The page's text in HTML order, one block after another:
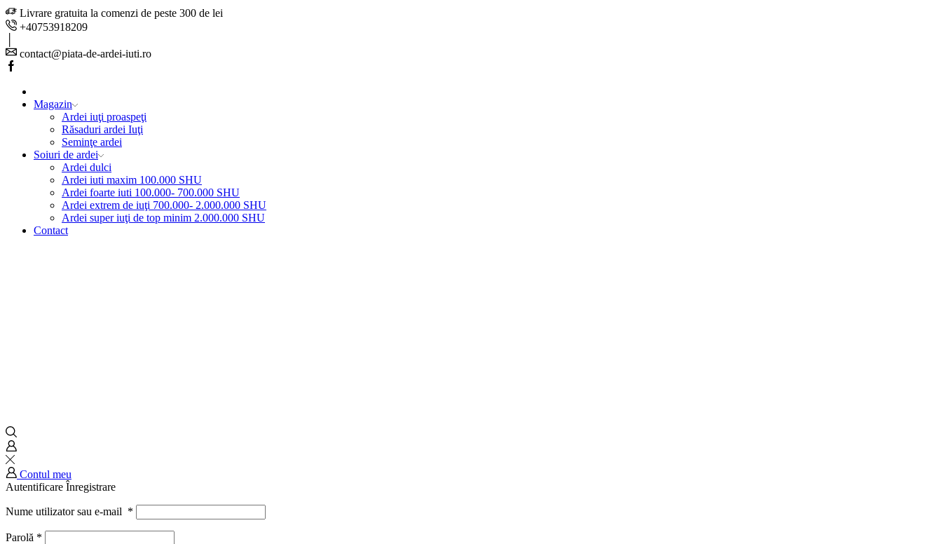
Livrare gratuita la comenzi de peste 300 de lei
+40753918209
contact@piata-de-ardei-iuti.ro
Facebook
Magazin
Ardei iuţi proaspeţi
Răsaduri ardei Iuţi
Seminţe ardei
Soiuri de ardei
Ardei dulci
Ardei iuti maxim 100.000 SHU
Ardei foarte iuti 100.000- 700.000 SHU
Ardei extrem de iuţi 700.000- 2.000.000 SHU
Ardei super iuţi de top minim 2.000.000 SHU
Contact
Contul meu
Autentificare Înregistrare
Nume utilizator sau e-mail *
Parolă *